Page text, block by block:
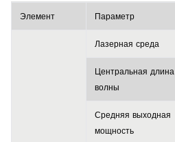
Элемент Параметр
Лазерная среда
Центральная длина
волны
Средняя выходная
мощность